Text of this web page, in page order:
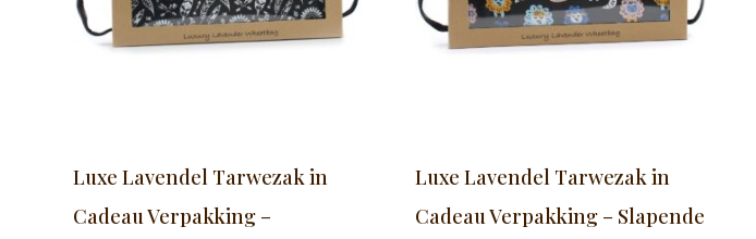
Luxe Lavendel Tarwezak in
Cadeau Verpakking –
Luxe Lavendel Tarwezak in
Cadeau Verpakking – Slapende